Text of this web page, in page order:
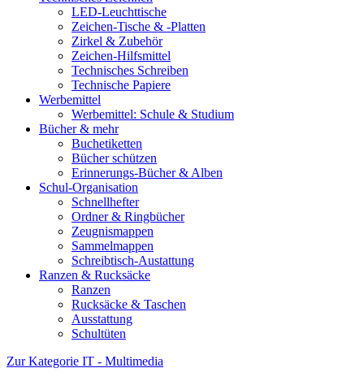
LED-Leuchttische
Zeichen-Tische & -Platten
Zirkel & Zubehör
Zeichen-Hilfsmittel
Technisches Schreiben
Technische Papiere
Werbemittel
Werbemittel: Schule & Studium
Bücher & mehr
Buchetiketten
Bücher schützen
Erinnerungs-Bücher & Alben
Schul-Organisation
Schnellhefter
Ordner & Ringbücher
Zeugnismappen
Sammelmappen
Schreibtisch-Austattung
Ranzen & Rucksäcke
Ranzen
Rucksäcke & Taschen
Ausstattung
Schultüten
Zur Kategorie IT - Multimedia